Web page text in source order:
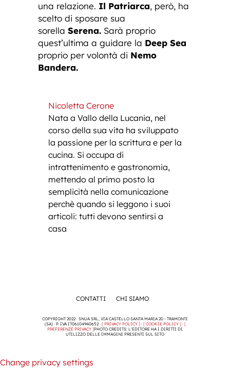
una relazione. Il Patriarca, però, ha
scelto di sposare sua
sorella Serena. Sarà proprio
quest’ultima a guidare la Deep Sea
proprio per volontà di Nemo
Bandera.
Nicoletta Cerone
Nata a Vallo della Lucania, nel
corso della sua vita ha sviluppato
la passione per la scrittura e per la
cucina. Si occupa di
intrattenimento e gastronomia,
mettendo al primo posto la
semplicità nella comunicazione
perchè quando si leggono i suoi
articoli: tutti devono sentirsi a
casa
CONTATTI CHI SIAMO
COPYRIGHT 2022 · SNUA SRL, VIA CASTELLO SANTA MARIA 20 - TRAMONTI
(SA) · P. IVA IT06104940652 · [ PRIVACY POLICY ]· [ COOKIE POLICY ]· [
PREFERENZE PRIVACY ]PHOTO CREDITS: L'EDITORE HA I DIRITTI DI
UTILIZZO DELLE IMMAGINI PRESENTI SUL SITO
Change privacy settings